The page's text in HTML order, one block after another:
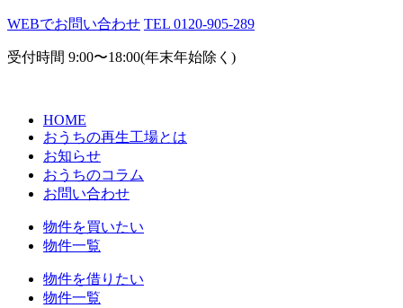
WEBでお問い合わせ TEL 0120-905-289
受付時間 9:00〜18:00(年末年始除く)
HOME
おうちの再生工場とは
お知らせ
おうちのコラム
お問い合わせ
物件を買いたい
物件一覧
物件を借りたい
物件一覧